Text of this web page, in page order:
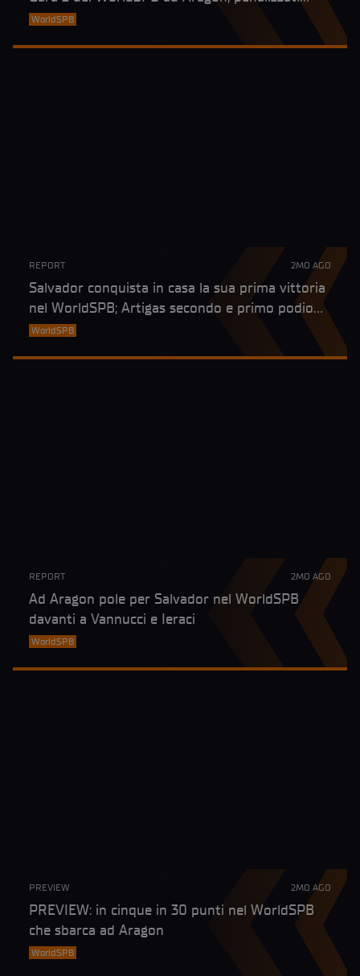
Bartolini e Torres
WorldSPB
REPORT 2MO AGO
Salvador conquista in casa la sua prima vittoria
nel WorldSPB; Artigas secondo e primo podio
per Seabright
WorldSPB
REPORT 2MO AGO
Ad Aragon pole per Salvador nel WorldSPB
davanti a Vannucci e Ieraci
WorldSPB
PREVIEW 2MO AGO
PREVIEW: in cinque in 30 punti nel WorldSPB
che sbarca ad Aragon
WorldSPB